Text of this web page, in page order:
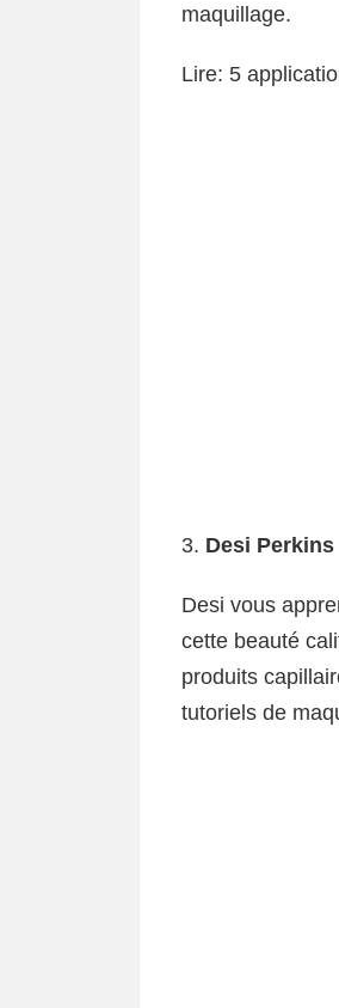
maquillage.
Lire: 5
3. Desi Perkins
Desi vous
cette beauté
produits
tutoriels de